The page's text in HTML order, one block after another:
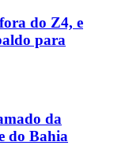
do Z4, e
para
da
do Bahia